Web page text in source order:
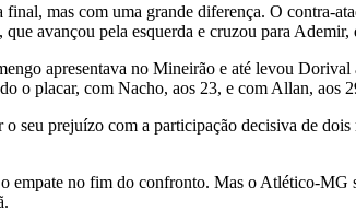
mas com uma grande diferença. O
avançou pela esquerda e cruzou para Ademir,
apresentava no Mineirão e até levou
o placar, com Nacho, aos 23, e com Allan, aos
seu prejuízo com a participação decisiva de
empate no fim do confronto. Mas o Atlético-